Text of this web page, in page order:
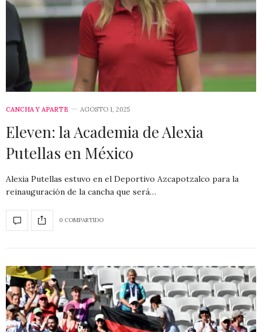
CANCHA Y APARTE AGOSTO 1, 2025
Eleven: la Academia de Alexia
Putellas en México
Alexia Putellas estuvo en el Deportivo Azcapotzalco para la
reinauguración de la cancha que será…
0 COMPARTIDO